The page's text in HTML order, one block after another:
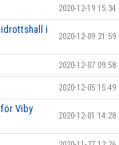
2020-12-19 15:34
i
2020-12-09 21:59
2020-12-07 09:58
2020-12-05 15:49
Viby
2020-12-01 14:28